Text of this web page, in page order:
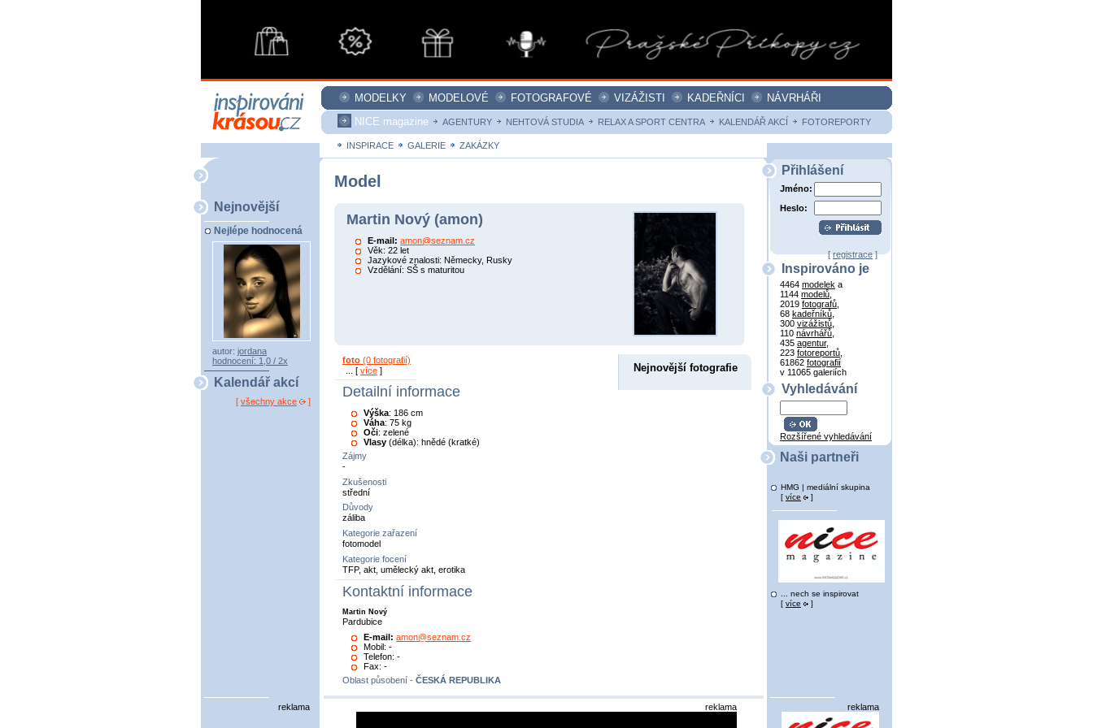
MODELKY MODELOVÉ FOTOGRAFOVÉ VIZÁŽISTI KADEŘNÍCI
NÁVRHÁŘI
NICE magazine
AGENTURY NEHTOVÁ STUDIA RELAX A SPORT CENTRA KALENDÁŘ AKCÍ FOTOREPORTY
INSPIRACE GALERIE ZAKÁZKY
Nejnovější
Nejlépe hodnocená
autor: jordana
hodnocení: 1,0 / 2x
Kalendář akcí
[ všechny akce ]
Model
Martin Nový (amon)
E-mail: amon@seznam.cz
Věk: 22 let
Jazykové znalosti: Německy, Rusky
Vzdělání: SŠ s maturitou
Nejnovější fotografie
foto (0 fotografií)
... [ více ]
Detailní informace
Výška: 186 cm
Váha: 75 kg
Oči: zelené
Vlasy (délka): hnědé (kratké)
Zájmy
-
Zkušenosti
střední
Důvody
záliba
Kategorie zařazení
fotomodel
Kategorie focení
TFP, akt, umělecký akt, erotika
Kontaktní informace
Martin Nový
Pardubice
E-mail:amon@seznam.cz
Mobil: -
Telefon: -
Fax: -
Oblast působení - ČESKÁ REPUBLIKA
Přihlášení
Jméno:
Heslo:
[registrace]
Inspirováno je
4464 modelek a
1144 modelů
2019 fotografů
68 kadeřníků
300 vizážistů
110 návrhářů
435 agentur,
223 fotoreportů
61862 fotografií
v 11065 galeriích
Vyhledávání
Rozšířené vyhledávání
Naši partneři
HMG | mediální skupina
[ více ]
... nech se inspirovat
[ více ]
reklama reklama reklama